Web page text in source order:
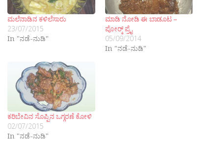
ಮಲೆನಾಡಿನ ಕಳಿಲೆಸಾರು
23/07/2015
In "ನಡೆ-ನುಡಿ"
ಮಾಡಿ ನೋಡಿ ಈ ಬಾಡೂಟ –
ಪೋರ‍್ಕ್ ಪ್ರೈ
05/09/2014
In "ನಡೆ-ನುಡಿ"
ಕರಿಬೇವಿನ ಸೊಪ್ಪಿನ ಒಗ್ಗರಣೆ ಕೋಳಿ
02/07/2015
In "ನಡೆ-ನುಡಿ"